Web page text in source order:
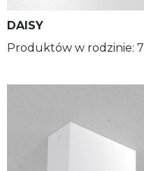
DAISY
Produktów w rodzinie: 7